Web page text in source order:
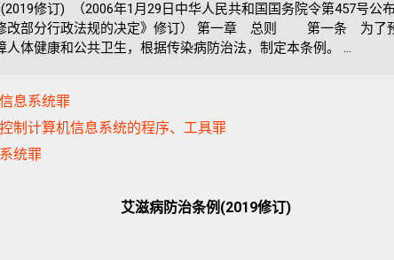
修订) （2006年1月29日中华人民共和国国务院令第457号
改部分行政法规的决定》修订） 第一章 总则 第一条 为了
人体健康和公共卫生，根据传染病防治法，制定本条例。 ...
息系统罪
制计算机信息系统的程序、工具罪
统罪
艾滋病防治条例(2019修订)